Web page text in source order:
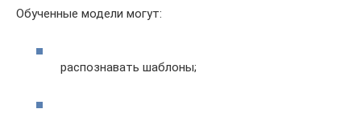
Обученные модели могут:
распознавать шаблоны;